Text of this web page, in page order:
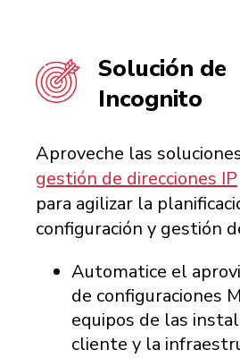
Solución de
Incognito
Aproveche las
gestión de direcciones IP
para agilizar la
configuración y gestión
Automatice el
de configuraciones
equipos de las
cliente y la